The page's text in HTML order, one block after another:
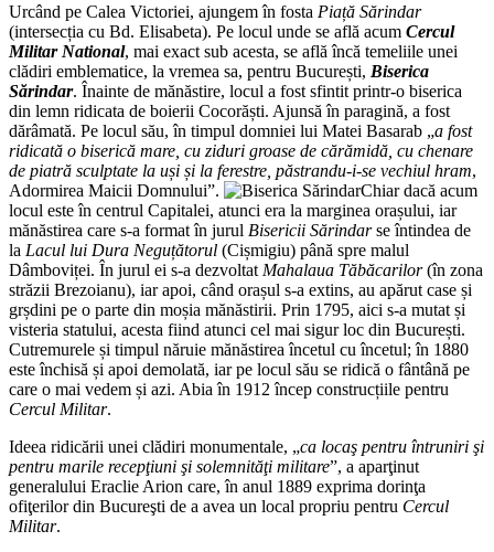
Urcând pe Calea Victoriei, ajungem în fosta Piață Sărindar
(intersecția cu Bd. Elisabeta). Pe locul unde se află acum Cercul
Militar National, mai exact sub acesta, se află încă temeliile unei
clădiri emblematice, la vremea sa, pentru București, Biserica
Sărindar. Înainte de mănăstire, locul a fost sfintit printr-o biserica
din lemn ridicata de boierii Cocorăști. Ajunsă în paragină, a fost
dărâmată. Pe locul său, în timpul domniei lui Matei Basarab „a fost
ridicată o biserică mare, cu ziduri groase de cărămidă, cu chenare
de piatră sculptate la uși și la ferestre, păstrandu-i-se vechiul hram,
Adormirea Maicii Domnului”.
Chiar dacă acum
locul este în centrul Capitalei, atunci era la marginea orașului, iar
mănăstirea care s-a format în jurul Bisericii Sărindarse întindea de
la Lacul lui Dura Neguțătorul (Cișmigiu) până spre malul
Dâmboviței. În jurul ei s-a dezvoltat Mahalaua Tăbăcarilor(în zona
străzii Brezoianu), iar apoi, când orașul s-a extins, au apărut case și
grșdini pe o parte din moșia mănăstirii. Prin 1795, aici s-a mutat și
visteria statului, acesta fiind atunci cel mai sigur loc din București.
Cutremurele și timpul năruie mănăstirea încetul cu încetul; în 1880
este închisă și apoi demolată, iar pe locul său se ridică o fântână pe
care o mai vedem și azi. Abia în 1912 încep construcțiile pentru
Cercul Militar.
Ideea ridicării unei clădiri monumentale, „ca locaş pentru întruniri şi
pentru marile recepţiuni şi solemnităţi militare”, a aparţinut
generalului Eraclie Arion care, în anul 1889 exprima dorinţa
ofiţerilor din Bucureşti de a avea un local propriu pentru Cercul
Militar.